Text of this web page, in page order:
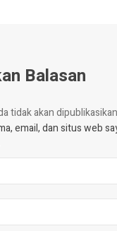
Balasan
tidak akan
email, dan situs web